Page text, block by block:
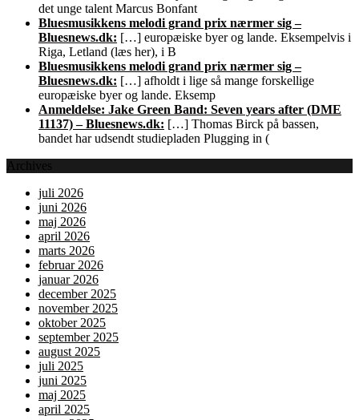
det unge talent Marcus Bonfant
Bluesmusikkens melodi grand prix nærmer sig –
Bluesnews.dk: […] europæiske byer og lande. Eksempelvis i
Riga, Letland (læs her), i B
Bluesmusikkens melodi grand prix nærmer sig –
Bluesnews.dk: […] afholdt i lige så mange forskellige
europæiske byer og lande. Eksemp
Anmeldelse: Jake Green Band: Seven years after (DME
11137) – Bluesnews.dk: […] Thomas Birck på bassen,
bandet har udsendt studiepladen Plugging in (
Archives
juli 2026
juni 2026
maj 2026
april 2026
marts 2026
februar 2026
januar 2026
december 2025
november 2025
oktober 2025
september 2025
august 2025
juli 2025
juni 2025
maj 2025
april 2025